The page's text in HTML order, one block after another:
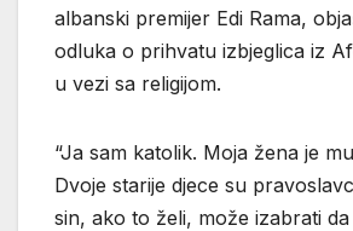
albanski premijer Edi Rama,
odluka o prihvatu izbjeglica iz
u vezi sa religijom.
“Ja sam katolik. Moja žena je
Dvoje starije djece su
sin, ako to želi, može izabrati